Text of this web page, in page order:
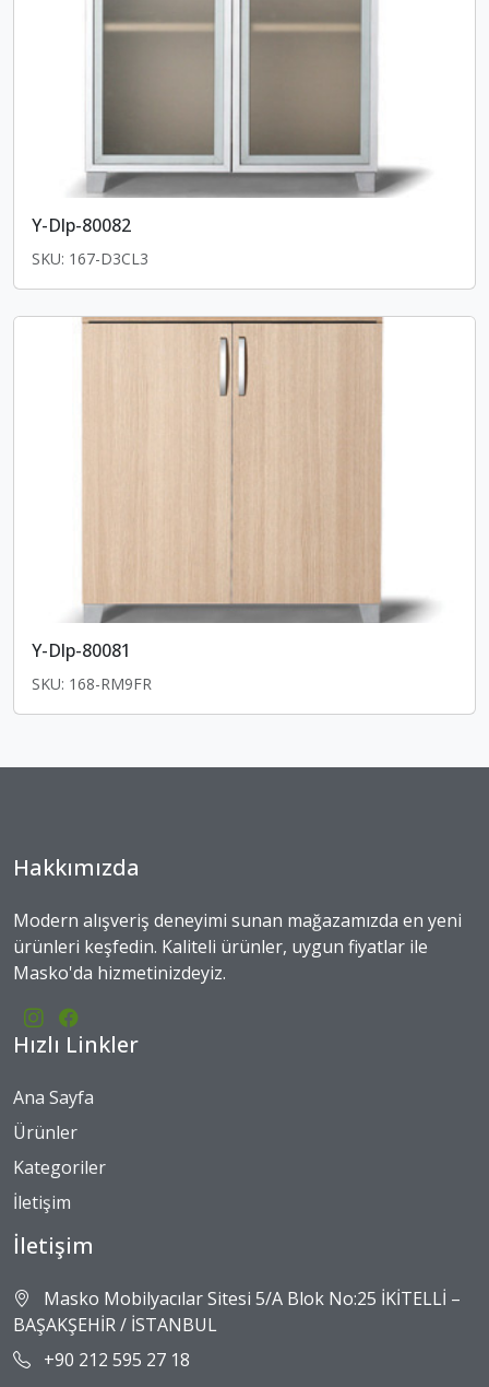
Y-Dlp-80082
SKU: 167-D3CL3
Y-Dlp-80081
SKU: 168-RM9FR
Hakkımızda
Modern alışveriş deneyimi sunan mağazamızda en yeni
ürünleri keşfedin. Kaliteli ürünler, uygun fiyatlar ile
Masko'da hizmetinizdeyiz.
Hızlı Linkler
Ana Sayfa
Ürünler
Kategoriler
İletişim
İletişim
Masko Mobilyacılar Sitesi 5/A Blok No:25 İKİTELLİ –
BAŞAKŞEHİR / İSTANBUL
+90 212 595 27 18